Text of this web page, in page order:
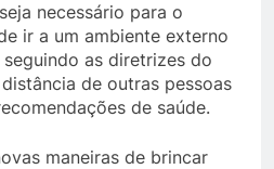
necessário para o
ir a um ambiente externo
as diretrizes do
de outras pessoas
de saúde.
maneiras de brincar